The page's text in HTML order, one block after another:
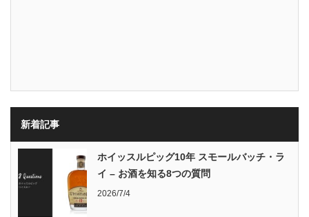
新着記事
ホイッスルピッグ10年 スモールバッチ・ラ
イ – お酒を知る8つの質問
2026/7/4